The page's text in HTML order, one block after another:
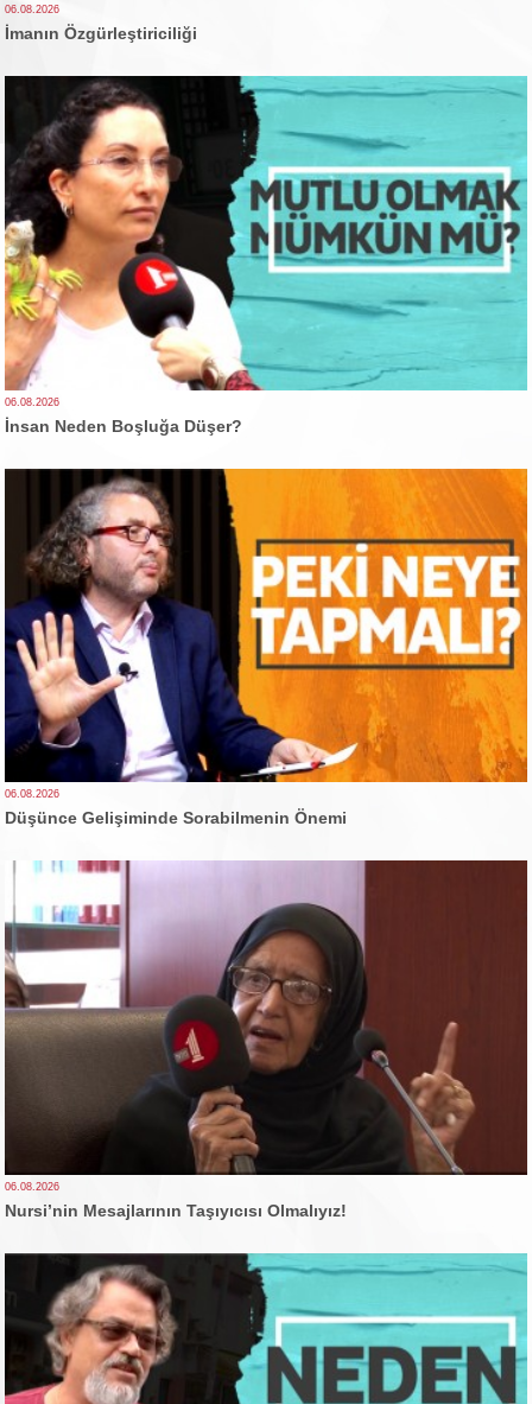
06.08.2026
İmanın Özgürleştiriciliği
06.08.2026
İnsan Neden Boşluğa Düşer?
06.08.2026
Düşünce Gelişiminde Sorabilmenin Önemi
06.08.2026
Nursi’nin Mesajlarının Taşıyıcısı Olmalıyız!